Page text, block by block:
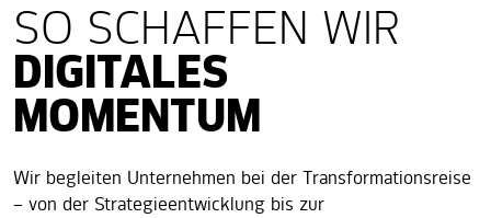
SO SCHAFFEN WIR
DIGITALES
MOMENTUM
Wir begleiten Unternehmen bei der Transformationsreise
– von der Strategieentwicklung bis zur